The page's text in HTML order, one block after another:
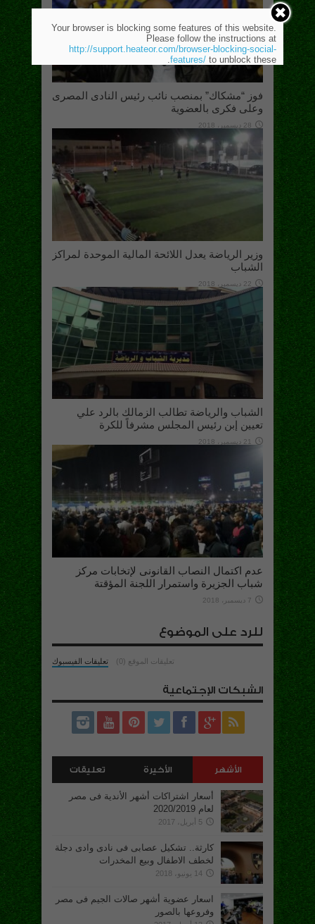
فوز “مشكاك” بمنصب نائب رئيس النادى المصرى
وعلى فكرى بالعضوية
28 ديسمبر، 2018
وزير الرياضة يعدل اللائحة المالية الموحدة لمراكز
الشباب
22 ديسمبر، 2018
الشباب والرياضة تطالب الزمالك بالرد علي
تعيين إبن رئيس المجلس مشرفاً للكرة
21 ديسمبر، 2018
عدم اكتمال النصاب القانونى لإتخابات مركز
شباب الجزيرة واستمرار اللجنة المؤقتة
7 ديسمبر، 2018
للرد على الموضوع
تعليقات الفيسبوك تعليقات الموقع (0)
الشبكات الإجتماعية
الأشهر الأخيرة تعليقات
أسعار اشتراكات أشهر الأندية فى مصر
لعام 2020/2019
5 أبريل، 2017
كارثة.. تشكيل عصابى فى نادى وادى دجلة
لخطف الاطفال وبيع المخدرات
14 يونيو، 2018
اسعار عضوية أشهر صالات الجيم فى مصر
وفروعها بالصور
Your browser is blocking some features of this website.
Please follow the instructions at
http://support.heateor.com/browser-blocking-social-
features/ to unblock these.